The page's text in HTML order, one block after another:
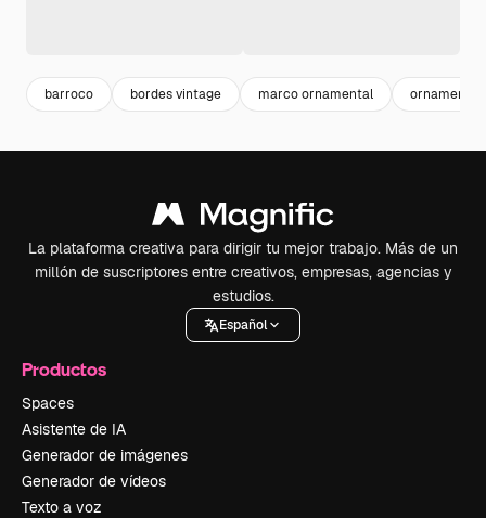
barroco bordes vintage marco ornamental ornamentos
La plataforma creativa para dirigir tu mejor trabajo. Más de un
millón de suscriptores entre creativos, empresas, agencias y
estudios.
Español
Productos
Spaces
Asistente de IA
Generador de imágenes
Generador de vídeos
Texto a voz